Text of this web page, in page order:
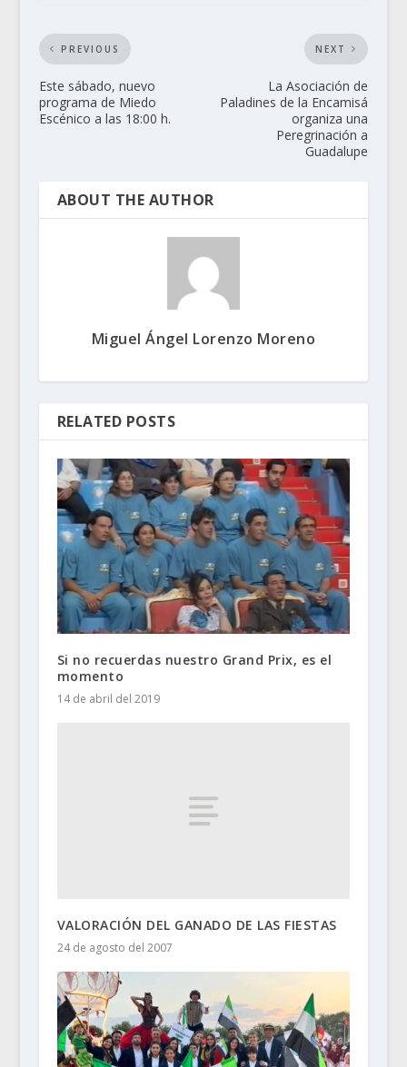
PREVIOUS
Este sábado, nuevo
programa de Miedo
Escénico a las 18:00 h.
NEXT
La Asociación de
Paladines de la Encamisá
organiza una
Peregrinación a
Guadalupe
ABOUT THE AUTHOR
Miguel Ángel Lorenzo Moreno
RELATED POSTS
Si no recuerdas nuestro Grand Prix, es el
momento
14 de abril del 2019
VALORACIÓN DEL GANADO DE LAS FIESTAS
24 de agosto del 2007